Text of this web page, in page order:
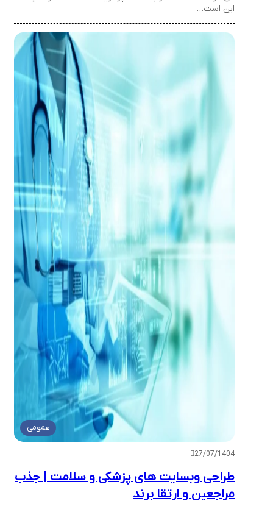
این است…
عمومی
27/07/1404
طراحی وبسایت های پزشکی و سلامت | جذب
مراجعین و ارتقا برند